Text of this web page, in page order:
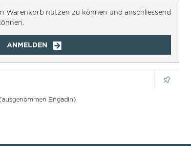
Warenkorb nutzen zu können und anschliessend
ANMELDEN
Engadin)